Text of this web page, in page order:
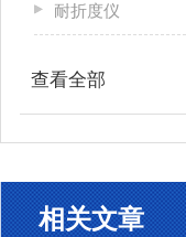
耐折度仪
查看全部
相关文章